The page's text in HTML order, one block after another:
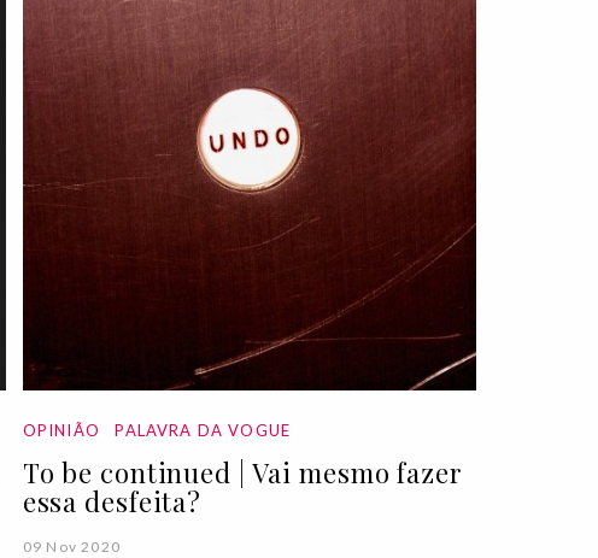
OPINIÃO PALAVRA DA VOGUE
To be continued | Vai mesmo fazer
essa desfeita?
09 Nov 2020